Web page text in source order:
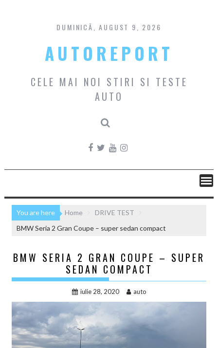
content
DUMINICĂ, AUGUST 9, 2026
AUTOREPORT
CELE MAI NOI STIRI SI TESTE
AUTO
You are here Home
DRIVE TEST
BMW Seria 2 Gran Coupe – super sedan compact
BMW SERIA 2 GRAN COUPE – SUPER
SEDAN COMPACT
iulie 28, 2020 auto